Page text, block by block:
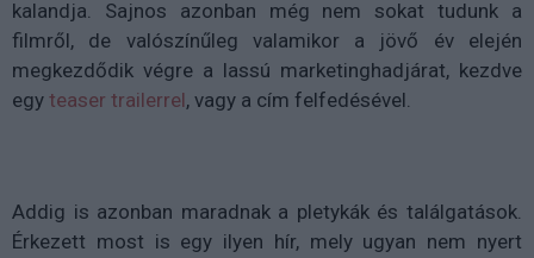
kalandja. Sajnos azonban még nem sokat tudunk a
filmről, de valószínűleg valamikor a jövő év elején
megkezdődik végre a lassú marketinghadjárat, kezdve
egy teaser trailerrel, vagy a cím felfedésével.
Addig is azonban maradnak a pletykák és találgatások.
Érkezett most is egy ilyen hír, mely ugyan nem nyert